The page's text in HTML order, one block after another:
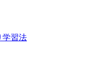
学習法